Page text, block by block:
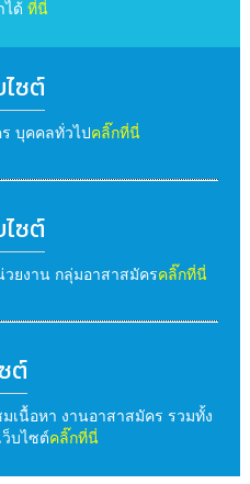
ได้ ที่นี่
ไซต์
บุคคลทั่วไปคลิ๊กที่นี่
ไซต์
ยงาน กลุ่มอาสาสมัครคลิ๊กที่นี่
ต์
เนื้อหา งานอาสาสมัคร รวมทั้ง
บไซต์คลิ๊กที่นี่